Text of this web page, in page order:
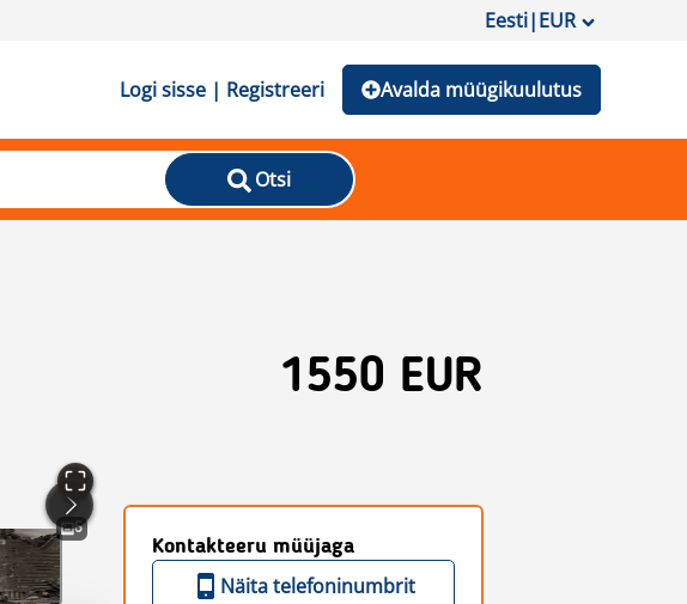
Eesti|EUR
Logi sisse | Registreeri Avalda müügikuulutus
Otsi
1550 EUR
6
Kontakteeru müüjaga
Näita telefoninumbrit